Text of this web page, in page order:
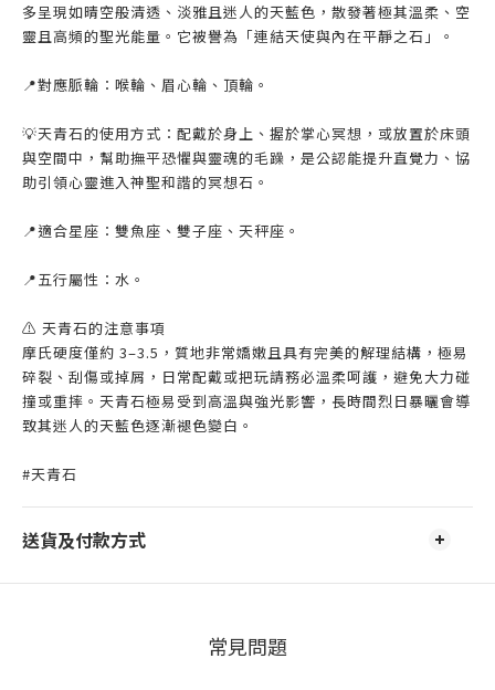
多呈現如晴空般清透、淡雅且迷人的天藍色，散發著極其溫柔、空
靈且高頻的聖光能量。它被譽為「連結天使與內在平靜之石」。
📍對應脈輪：喉輪、眉心輪、頂輪。
💡天青石的使用方式：配戴於身上、握於掌心冥想，或放置於床頭
與空間中，幫助撫平恐懼與靈魂的毛躁，是公認能提升直覺力、協
助引領心靈進入神聖和諧的冥想石。
📍適合星座：雙魚座、雙子座、天秤座。
📍五行屬性：水。
⚠️ 天青石的注意事項
摩氏硬度僅約 3–3.5，質地非常嬌嫩且具有完美的解理結構，極易
碎裂、刮傷或掉屑，日常配戴或把玩請務必溫柔呵護，避免大力碰
撞或重摔。天青石極易受到高溫與強光影響，長時間烈日暴曬會導
致其迷人的天藍色逐漸褪色變白。
#天青石
送貨及付款方式
常見問題